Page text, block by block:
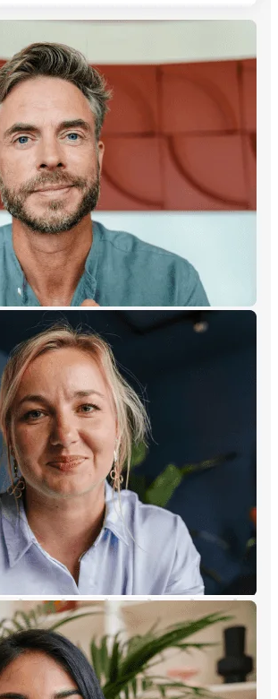
نظام تشغيل المنتج
التحوّل إلى الذكاء الاصطناعي
طرق تحويل العمل
تجربة الموظف الرقمية
تجربة العملاء وتصميم الخدمة
التحول السحابي والبرمجي
التعلم
قصص العملاء
Academy
ندوات ويب
Reforge Learning
المجتمع والدعم
مركز المساعدة
الأحداث
مدونة
الشركاء والخدمات
خدمات Miro الاحترافية
شركاء الحلول
التسعير